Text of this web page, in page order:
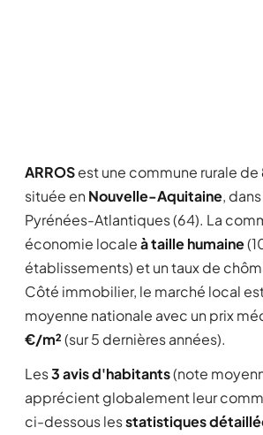
ARROSest une commune rurale de
située en Nouvelle-Aquitaine,
Pyrénées-Atlantiques (64). La
économie localeà taille humaine
établissements) et un taux de
Côté immobilier, le marché local
moyenne nationale avec un prix
€/m²(sur 5 dernières années).
Les3 avis d'habitants(note
apprécient globalement leur
ci-dessous lesstatistiques